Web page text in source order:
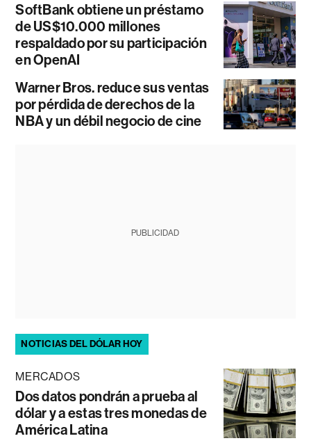
SoftBank obtiene un préstamo
de US$10.000 millones
respaldado por su participación
en OpenAI
Warner Bros. reduce sus ventas
por pérdida de derechos de la
NBA y un débil negocio de cine
PUBLICIDAD
NOTICIAS DEL DÓLAR HOY
MERCADOS
Dos datos pondrán a prueba al
dólar y a estas tres monedas de
América Latina